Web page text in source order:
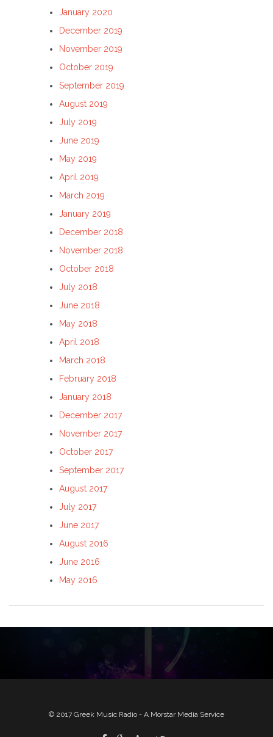
January 2020
December 2019
November 2019
October 2019
September 2019
August 2019
July 2019
June 2019
May 2019
April 2019
March 2019
January 2019
December 2018
November 2018
October 2018
July 2018
June 2018
May 2018
April 2018
March 2018
February 2018
January 2018
December 2017
November 2017
October 2017
September 2017
August 2017
July 2017
June 2017
August 2016
June 2016
May 2016
© 2017 Greek Music Radio - A Morstar Media Service